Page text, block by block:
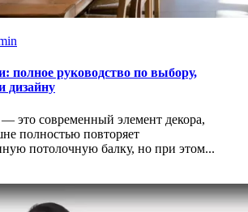
полное руководство по выбору,
дизайну
это современный элемент декора,
полностью повторяет
потолочную балку, но при этом...